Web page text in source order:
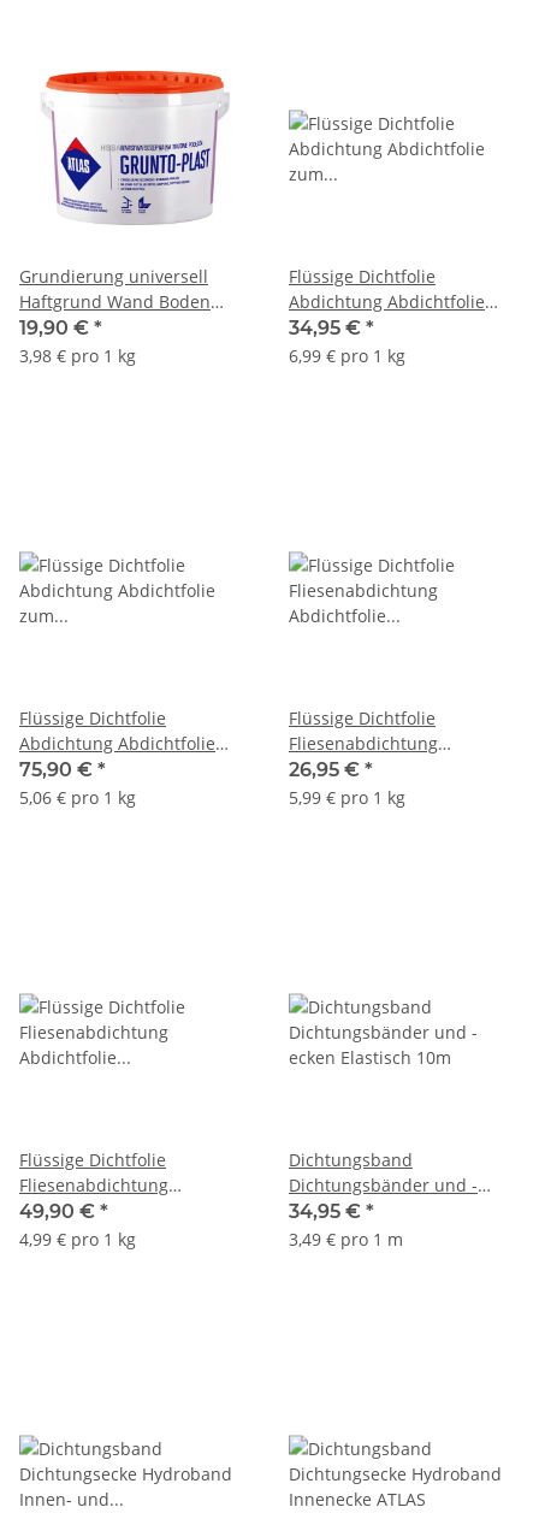
Grundierung universell
Haftgrund Wand Boden
Atlas Grunto Plast 5Kg
19,90 € *
3,98 € pro 1 kg
Flüssige Dichtfolie
Abdichtung Abdichtfolie
zum Streichen innen und
außenbereich ATLAS Woder
34,95 € *
6,99 € pro 1 kg
Flüssige Dichtfolie
Abdichtung Abdichtfolie
zum Streichen innen und
außenbereich ATLAS Woder
75,90 € *
5,06 € pro 1 kg
Flüssige Dichtfolie
Fliesenabdichtung
Abdichtfolie zum Streichen
innenbereich ATLAS ATLAS
26,95 € *
5,99 € pro 1 kg
Flüssige Dichtfolie
Fliesenabdichtung
Abdichtfolie zum Streichen
innenbereich ATLAS Woder
49,90 € *
4,99 € pro 1 kg
Dichtungsband
Dichtungsbänder und -
ecken Elastisch 10m
34,95 € *
3,49 € pro 1 m